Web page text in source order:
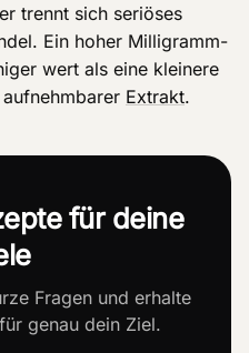
trennt sich seriöses
Ein hoher Milligramm-
wert als eine kleinere
Extrakt.
für deine
Fragen und erhalte
genau dein Ziel.